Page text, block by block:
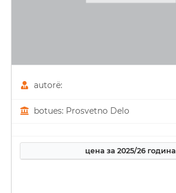
autorë:
botues: Prosvetno Delo
цена за 2025/26 година